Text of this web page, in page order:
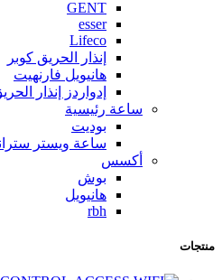
GENT
esser
Lifeco
إنذار الحريق كوبر
هانيويل فارنهيت
إدواردز إنذار
ساعة رئيسية
بوديت
ساعة ويستر
أكسس
بوش
هانيويل
rbh
منتجات